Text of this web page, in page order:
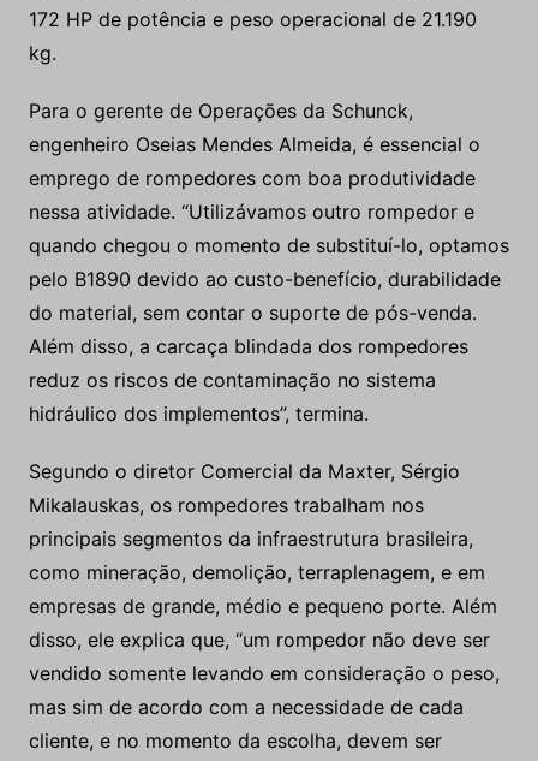
172 HP de potência e peso operacional de 21.190
kg.
Para o gerente de Operações da Schunck,
engenheiro Oseias Mendes Almeida, é essencial o
emprego de rompedores com boa produtividade
nessa atividade. “Utilizávamos outro rompedor e
quando chegou o momento de substituí-lo, optamos
pelo B1890 devido ao custo-benefício, durabilidade
do material, sem contar o suporte de pós-venda.
Além disso, a carcaça blindada dos rompedores
reduz os riscos de contaminação no sistema
hidráulico dos implementos”, termina.
Segundo o diretor Comercial da Maxter, Sérgio
Mikalauskas, os rompedores trabalham nos
principais segmentos da infraestrutura brasileira,
como mineração, demolição, terraplenagem, e em
empresas de grande, médio e pequeno porte. Além
disso, ele explica que, “um rompedor não deve ser
vendido somente levando em consideração o peso,
mas sim de acordo com a necessidade de cada
cliente, e no momento da escolha, devem ser